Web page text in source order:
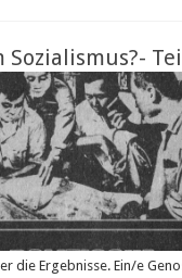
Sozialismus?-
die Ergebnisse. Ein/e